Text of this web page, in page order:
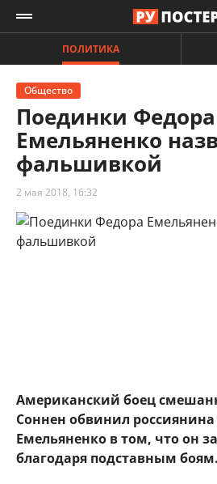
ПОЛИТИКА
Общество
Поединки Федора
Емельяненко
фальшивкой
2 мая 2018, 16:32
Американский боец
Соннен обвинил
Емельяненко в том, что он
благодаря подставным боям.